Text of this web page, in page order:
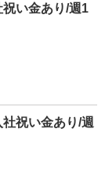
い金あり/週1
祝い金あり/週